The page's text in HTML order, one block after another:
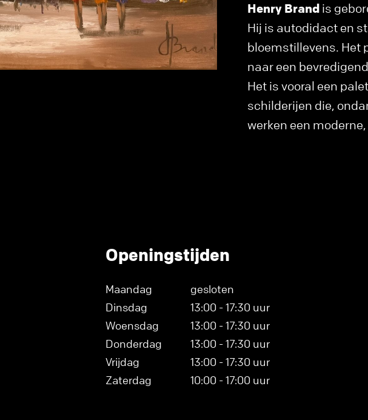
Henry Brand is
Hij is autodidact en
bloemstillevens. Het
naar een
Het is vooral een
schilderijen die,
werken een
Openingstijden
Maandag
gesloten
Dinsdag
13:00 - 17:30 uur
Woensdag
13:00 - 17:30 uur
Donderdag
13:00 - 17:30 uur
Vrijdag
13:00 - 17:30 uur
Zaterdag
10:00 - 17:00 uur